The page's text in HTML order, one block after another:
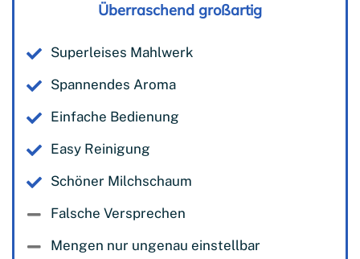
Überraschend großartig
Superleises Mahlwerk
Spannendes Aroma
Einfache Bedienung
Easy Reinigung
Schöner Milchschaum
Falsche Versprechen
Mengen nur ungenau einstellbar